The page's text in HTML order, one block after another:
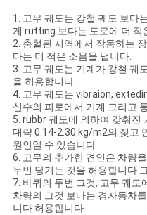
1. 고무 궤도는 강철 궤도 보다
게 rutting 보다는 도로에 더 적
2. 충혈된 지역에서 작동하는
다는 더 적은 소음을 냅니다.
3. 고무 궤도는 기계가 강철 궤
을 허용합니다.
4. 고무 궤도는 vibraion,
신수의 피로에서 기계 그리고
5. rubbr 궤도에 의하여 갖춰진
대략 0.14-2.30 kg/m2의 젖고
원인일 수 있습니다.
6. 고무의 추가한 견인은 차량
두번 당기는 것을 허용합니다
7. 바퀴의 두번 그것, 고무 궤
차량의 그것 보다는 경자동차
니다 허용합니다.